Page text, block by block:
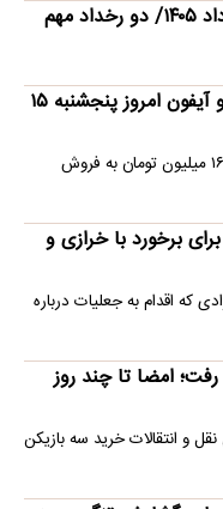
تحلیل قیمت طلا در هفته میانی مرداد ۱۴۰۵/ دو رخداد مهم
قیمت گوشی سامسونگ، شیائومی و آیفون امروز پنجشنبه ۱۵
ارزان‌ترین گوشی اپل در بازار موبایل با قیمت ۱۶۰ میلیون تومان به فروش
برخورد با خرازی و
که اقدام به جعلیات درباره
رفت؛ امضا تا چند روز
و انتقالات خرید سه بازیکن